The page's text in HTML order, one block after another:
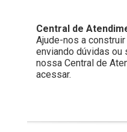
Central de
Ajude-nos a
enviando dúvidas
nossa Central de
acessar.